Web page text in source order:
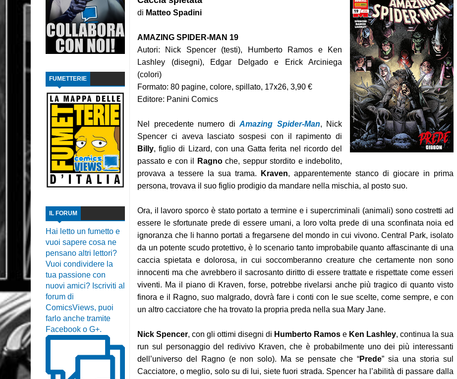
Recensione: The Dollhouse Family - La Casa delle Bambole
Intervista: Francesco Vacca
Recensione: Y, l'ultimo uomo 2
Recensione: Y, l'ultimo uomo 1
Recensione: L'ascesa di Thanos
Focus: Il Phantom di Paul Ryan
Recensione: Something is Killing the Children 1-2
Focus: Il Phantom di Sy Barry - Seconda parte
Recensione: Jazz Maynard 1
FUMETTERIE
IL FORUM
Hai letto un fumetto e
vuoi sapere cosa ne
pensano altri lettori?
Vuoi condividere la
tua passione con
nuovi amici? Iscriviti al
forum di
ComicsViews, puoi
farlo anche tramite
Facebook o G+.
di Matteo Spadini
AMAZING SPIDER-MAN 19
Autori: Nick Spencer (testi), Humberto Ramos e Ken
Lashley (disegni), Edgar Delgado e Erick Arciniega
(colori)
Formato: 80 pagine, colore, spillato, 17x26, 3,90 €
Editore: Panini Comics
Nel precedente numero diAmazing Spider-Man, Nick
Spencer ci aveva lasciato sospesi con il rapimento di
Billy, figlio di Lizard, con una Gatta ferita nel ricordo del
passato e con il
Ragnoche, seppur stordito e indebolito,
provava a tessere la sua trama.
Kraven, apparentemente stanco di giocare in prima
persona, trovava il suo figlio prodigio da mandare nella mischia, al posto suo.
Ora, il lavoro sporco è stato portato a termine e i supercriminali (animali) sono costretti ad
essere le sfortunate prede di essere umani, a loro volta prede di una sconfinata noia ed
ignoranza che li hanno portati a fregarsene del mondo in cui vivono. Central Park, isolato
da un potente scudo protettivo, è lo scenario tanto improbabile quanto affascinante di una
caccia spietata e dolorosa, in cui soccomberanno creature che certamente non sono
innocenti ma che avrebbero il sacrosanto diritto di essere trattate e rispettate come esseri
viventi. Ma il piano di Kraven, forse, potrebbe rivelarsi anche più tragico di quanto visto
finora e il Ragno, suo malgrado, dovrà fare i conti con le sue scelte, come sempre, e con
un altro cacciatore che ha trovato la propria preda nella sua Mary Jane.
Nick Spencer, con gli ottimi disegni di Humberto Ramos e Ken Lashley, continua la sua
run sul personaggio del redivivo Kraven, che è probabilmente uno dei più interessanti
dell’universo del Ragno (e non solo). Ma se pensate che “Prede” sia una storia sul
Cacciatore, o meglio, solo su di lui, siete fuori strada. Spencer ha l’abilità di passare dalla